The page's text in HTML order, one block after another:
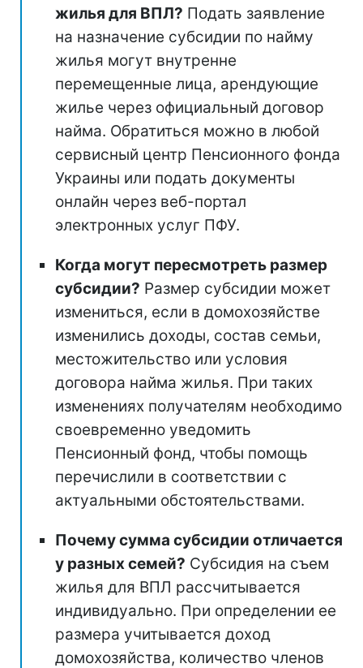
жилья для ВПЛ? Подать заявление
на назначение субсидии по найму
жилья могут внутренне
перемещенные лица, арендующие
жилье через официальный договор
найма. Обратиться можно в любой
сервисный центр Пенсионного фонда
Украины или подать документы
онлайн через веб-портал
электронных услуг ПФУ.
Когда могут пересмотреть размер
субсидии? Размер субсидии может
измениться, если в домохозяйстве
изменились доходы, состав семьи,
местожительство или условия
договора найма жилья. При таких
изменениях получателям необходимо
своевременно уведомить
Пенсионный фонд, чтобы помощь
перечислили в соответствии с
актуальными обстоятельствами.
Почему сумма субсидии отличается
у разных семей? Субсидия на съем
жилья для ВПЛ рассчитывается
индивидуально. При определении ее
размера учитывается доход
домохозяйства, количество членов